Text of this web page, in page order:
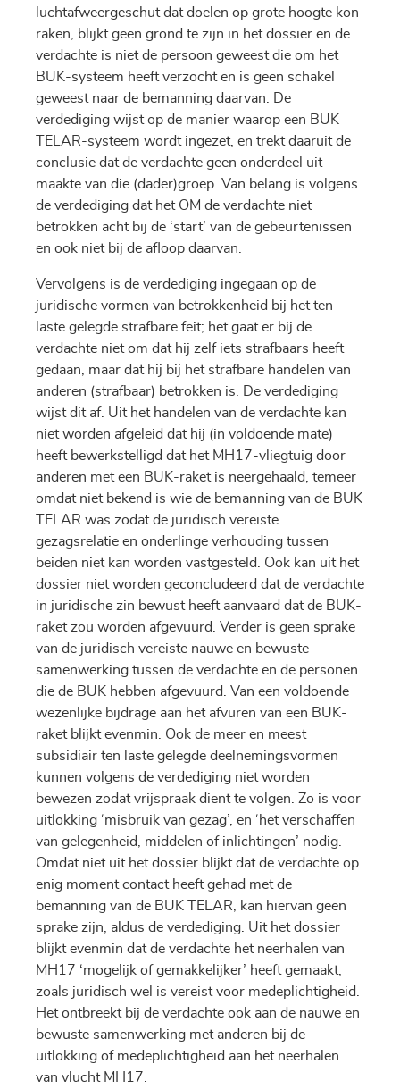
luchtafweergeschut dat doelen op grote hoogte kon
raken, blijkt geen grond te zijn in het dossier en de
verdachte is niet de persoon geweest die om het
BUK-systeem heeft verzocht en is geen schakel
geweest naar de bemanning daarvan. De
verdediging wijst op de manier waarop een BUK
TELAR-systeem wordt ingezet, en trekt daaruit de
conclusie dat de verdachte geen onderdeel uit
maakte van die (dader)groep. Van belang is volgens
de verdediging dat het OM de verdachte niet
betrokken acht bij de ‘start’ van de gebeurtenissen
en ook niet bij de afloop daarvan.
Vervolgens is de verdediging ingegaan op de
juridische vormen van betrokkenheid bij het ten
laste gelegde strafbare feit; het gaat er bij de
verdachte niet om dat hij zelf iets strafbaars heeft
gedaan, maar dat hij bij het strafbare handelen van
anderen (strafbaar) betrokken is. De verdediging
wijst dit af. Uit het handelen van de verdachte kan
niet worden afgeleid dat hij (in voldoende mate)
heeft bewerkstelligd dat het MH17-vliegtuig door
anderen met een BUK-raket is neergehaald, temeer
omdat niet bekend is wie de bemanning van de BUK
TELAR was zodat de juridisch vereiste
gezagsrelatie en onderlinge verhouding tussen
beiden niet kan worden vastgesteld. Ook kan uit het
dossier niet worden geconcludeerd dat de verdachte
in juridische zin bewust heeft aanvaard dat de BUK-
raket zou worden afgevuurd. Verder is geen sprake
van de juridisch vereiste nauwe en bewuste
samenwerking tussen de verdachte en de personen
die de BUK hebben afgevuurd. Van een voldoende
wezenlijke bijdrage aan het afvuren van een BUK-
raket blijkt evenmin. Ook de meer en meest
subsidiair ten laste gelegde deelnemingsvormen
kunnen volgens de verdediging niet worden
bewezen zodat vrijspraak dient te volgen. Zo is voor
uitlokking ‘misbruik van gezag’, en ‘het verschaffen
van gelegenheid, middelen of inlichtingen’ nodig.
Omdat niet uit het dossier blijkt dat de verdachte op
enig moment contact heeft gehad met de
bemanning van de BUK TELAR, kan hiervan geen
sprake zijn, aldus de verdediging. Uit het dossier
blijkt evenmin dat de verdachte het neerhalen van
MH17 ‘mogelijk of gemakkelijker’ heeft gemaakt,
zoals juridisch wel is vereist voor medeplichtigheid.
Het ontbreekt bij de verdachte ook aan de nauwe en
bewuste samenwerking met anderen bij de
uitlokking of medeplichtigheid aan het neerhalen
van vlucht MH17.